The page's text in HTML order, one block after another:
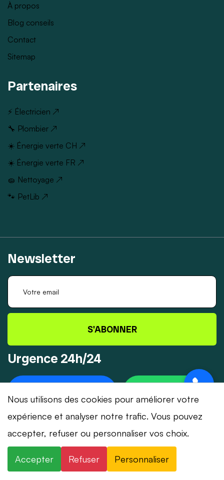
À propos
Blog conseils
Contact
Sitemap
Partenaires
⚡ Électricien ↗
🔧 Plombier ↗
☀️ Énergie verte CH ↗
☀️ Énergie verte FR ↗
🧽 Nettoyage ↗
🐾 PetLib ↗
Newsletter
S'ABONNER
Urgence 24h/24
© 2026 Dépannage-Serrurier.ch - Tous droits
réservés | Suisse romande
Nous utilisons des cookies pour améliorer votre
expérience et analyser notre trafic. Vous pouvez
accepter, refuser ou personnaliser vos choix.
Accepter Refuser Personnaliser